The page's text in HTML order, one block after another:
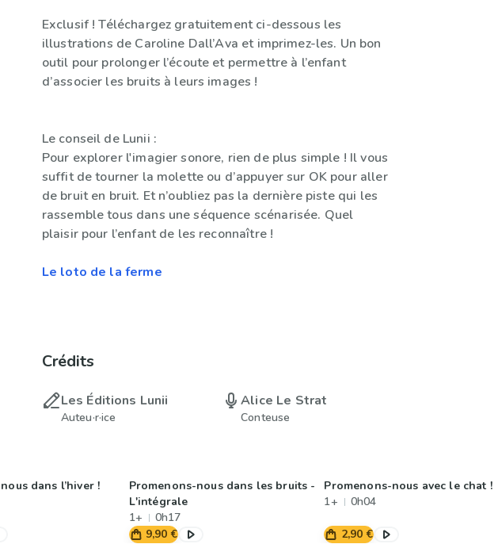
Exclusif ! Téléchargez gratuitement ci-dessous les
illustrations de Caroline Dall’Ava et imprimez-les. Un bon
outil pour prolonger l’écoute et permettre à l’enfant
d’associer les bruits à leurs images !
Le conseil de Lunii :
Pour explorer l'imagier sonore, rien de plus simple ! Il vous
suffit de tourner la molette ou d’appuyer sur OK pour aller
de bruit en bruit. Et n’oubliez pas la dernière piste qui les
rassemble tous dans une séquence scénarisée. Quel
plaisir pour l’enfant de les reconnaître !
Le loto de la ferme
Crédits
Les Éditions Lunii
Auteu·r·ice
Alice Le Strat
Conteuse
dans l’hiver !
Promenons-nous dans les bruits -
L'intégrale
1+
0h17
9,90 €
Promenons-nous avec le chat !
1+
0h04
2,90 €